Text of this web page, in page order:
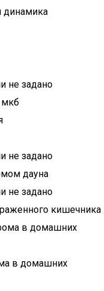
динамика
мкб
дауна
кишечника
в домашних